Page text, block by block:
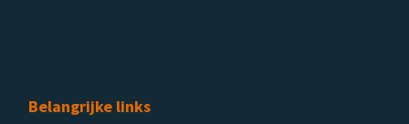
Belangrijke links